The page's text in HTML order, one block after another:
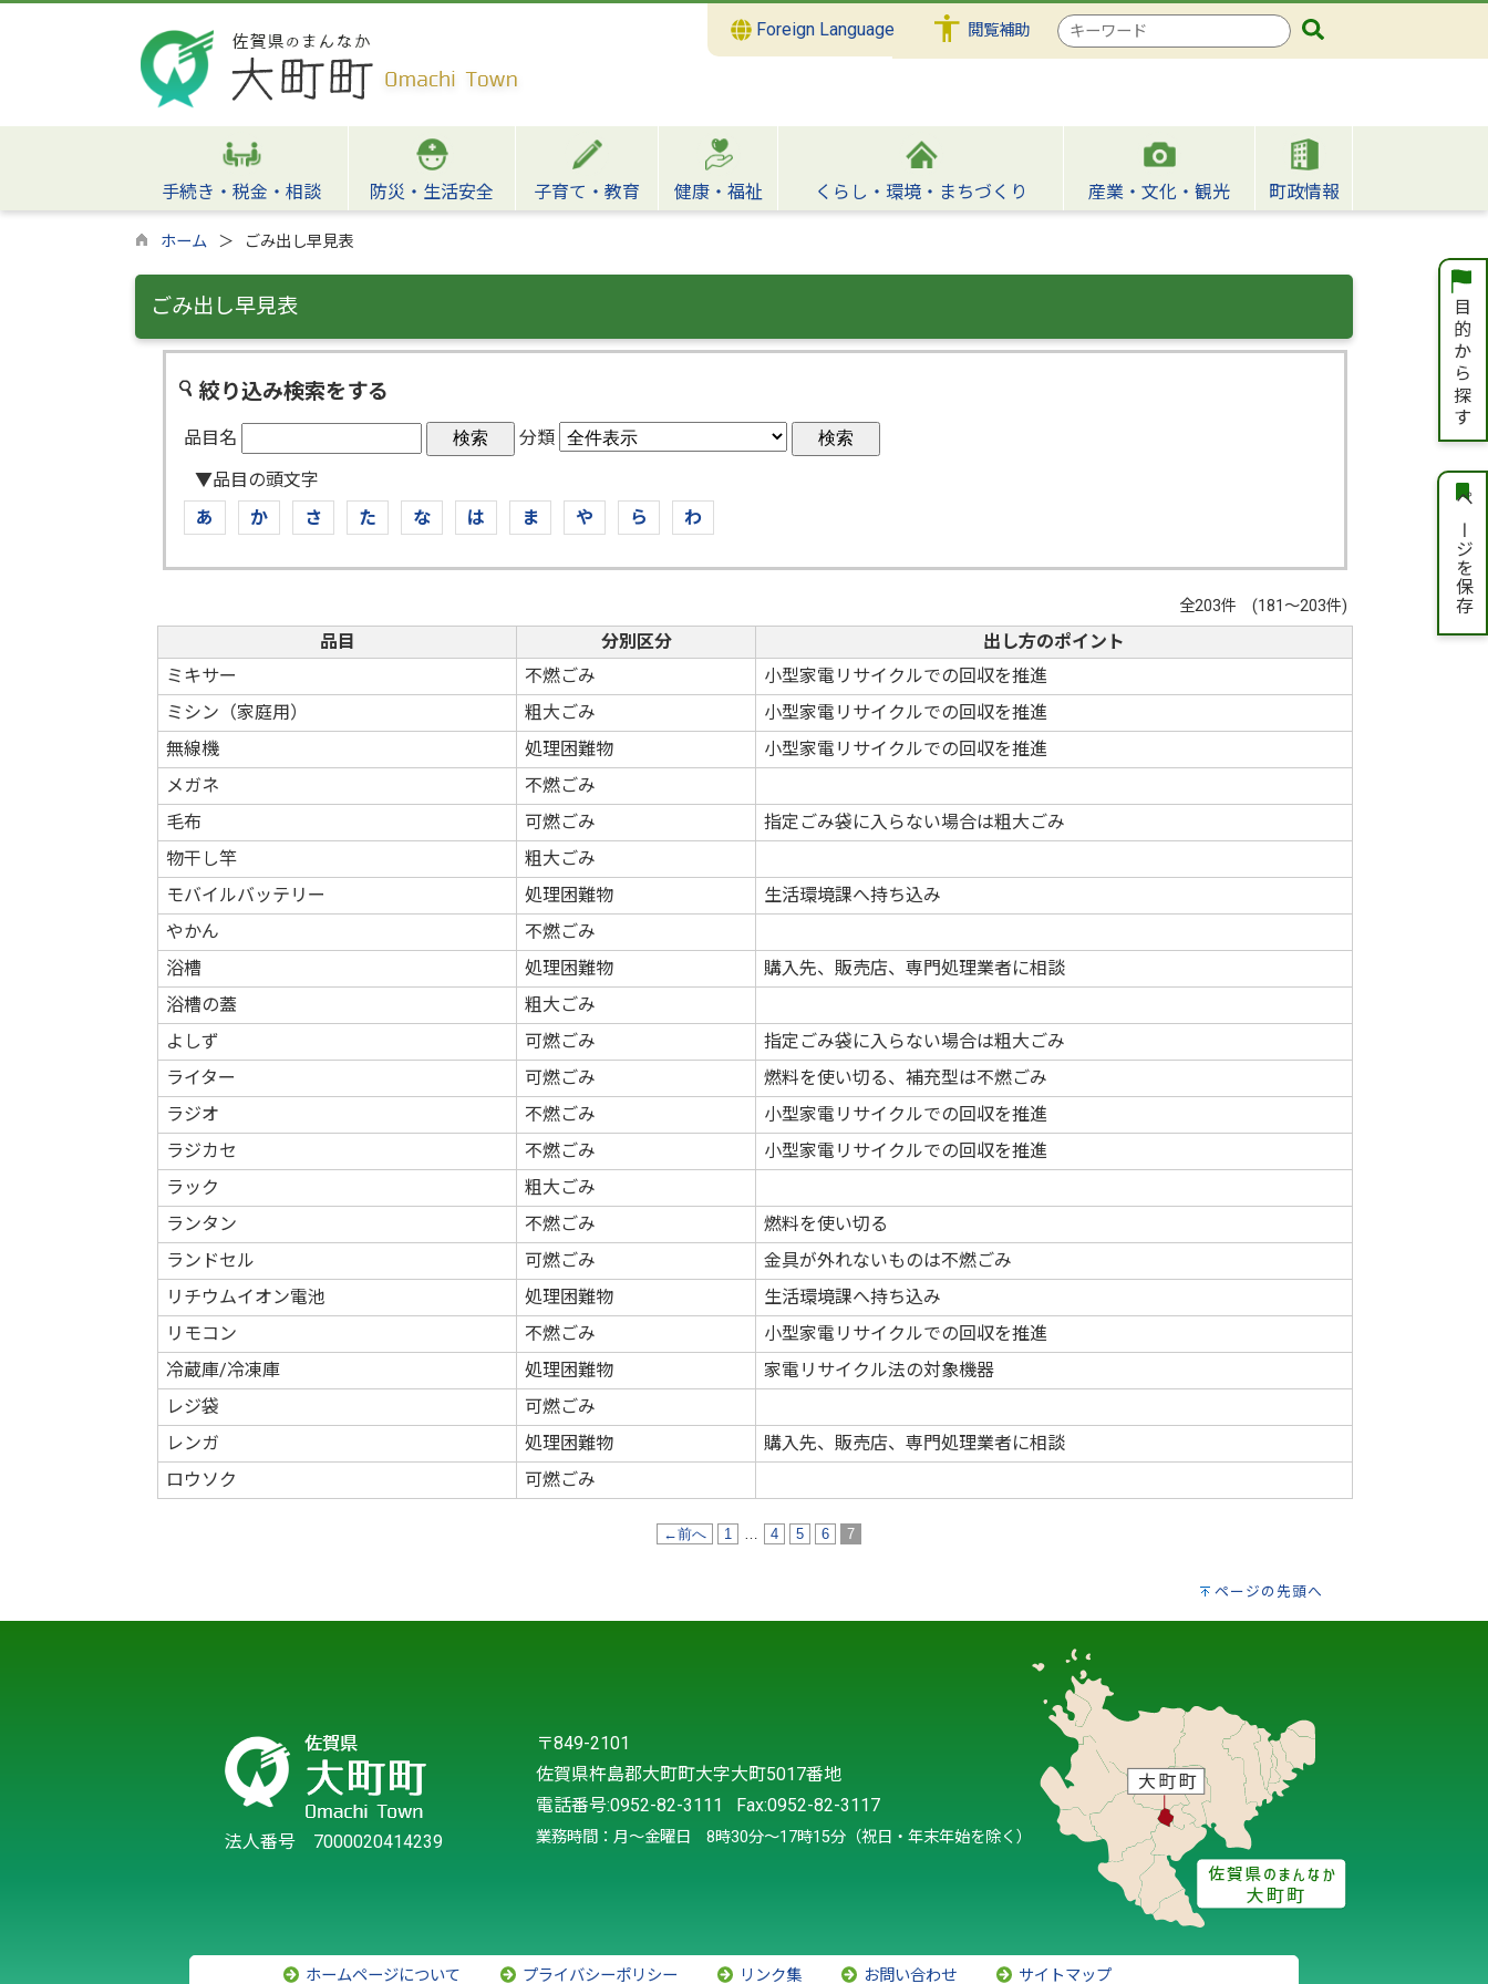
Foreign Language 閲覧補助
検
索
手続き・税金・相談 防災・生活安全 子育て・教育 健康・福祉 くらし・環境・まちづくり 産業・文化・観光 町政情報
ホーム ごみ出し早見表
ごみ出し早見表
絞り込み検索をする
品目名
分類
▼品目の頭文字
あ
か さ た な は ま や ら わ
全203件 (181～203件)
品目 分別区分
出し方のポイント
ミキサー
不燃ごみ
小型家電リサイクルでの回収を推進
ミシン（家庭用）
粗大ごみ
小型家電リサイクルでの回収を推進
無線機
処理困難物
小型家電リサイクルでの回収を推進
メガネ
不燃ごみ
毛布
可燃ごみ
指定ごみ袋に入らない場合は粗大ごみ
物干し竿
粗大ごみ
モバイルバッテリー
処理困難物
生活環境課へ持ち込み
やかん
不燃ごみ
浴槽
処理困難物
購入先、販売店、専門処理業者に相談
浴槽の蓋
粗大ごみ
よしず
可燃ごみ
指定ごみ袋に入らない場合は粗大ごみ
ライター
可燃ごみ
燃料を使い切る、補充型は不燃ごみ
ラジオ
不燃ごみ
小型家電リサイクルでの回収を推進
ラジカセ
不燃ごみ
小型家電リサイクルでの回収を推進
ラック
粗大ごみ
ランタン
不燃ごみ
燃料を使い切る
ランドセル
可燃ごみ
金具が外れないものは不燃ごみ
リチウムイオン電池
処理困難物
生活環境課へ持ち込み
リモコン
不燃ごみ
小型家電リサイクルでの回収を推進
冷蔵庫/冷凍庫
処理困難物
家電リサイクル法の対象機器
レジ袋
可燃ごみ
レンガ
処理困難物
購入先、販売店、専門処理業者に相談
ロウソク
可燃ごみ
←前へ 1 … 4 5 6 7
ページの先頭へ
法人番号 7000020414239
〒849-2101
佐賀県杵島郡大町町大字大町5017番地
電話番号:0952-82-3111 Fax:0952-82-3117
業務時間：月～金曜日 8時30分～17時15分（祝日・年末年始を除く）
ホームページについて プライバシーポリシー リンク集 お問い合わせ サイトマップ
ページを保存